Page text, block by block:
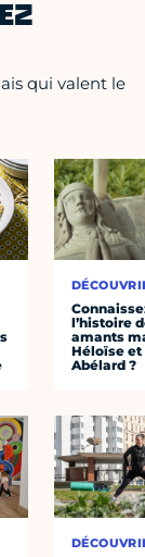
qui valent le
l’histoire
amants
Héloïse et
Abélard ?